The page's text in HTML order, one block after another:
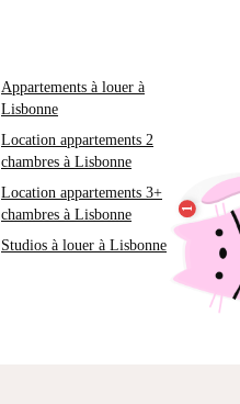
Appartements à louer à
Lisbonne
Location appartements 2
chambres à Lisbonne
Location appartements 3+
chambres à Lisbonne
Studios à louer à Lisbonne